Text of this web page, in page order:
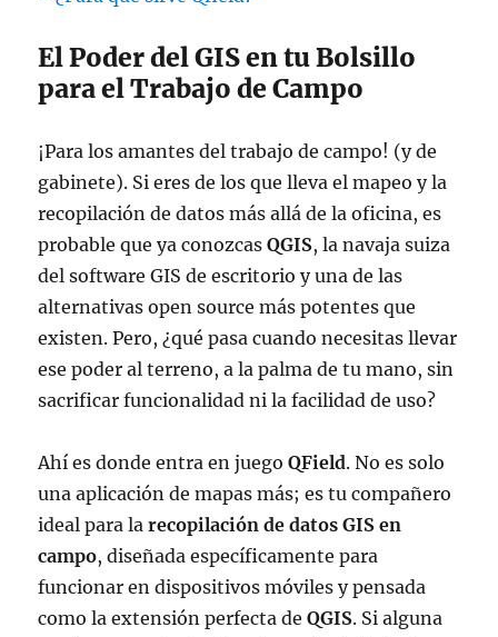
El Poder del GIS en tu Bolsillo
para el Trabajo de Campo
¡Para los amantes del trabajo de campo! (y de
gabinete). Si eres de los que lleva el mapeo y la
recopilación de datos más allá de la oficina, es
probable que ya conozcasQGIS, la navaja suiza
del software GIS de escritorio y una de las
alternativas open source más potentes que
existen. Pero, ¿qué pasa cuando necesitas llevar
ese poder al terreno, a la palma de tu mano, sin
sacrificar funcionalidad ni la facilidad de uso?
Ahí es donde entra en juegoQField. No es solo
una aplicación de mapas más; es tu compañero
ideal para larecopilación de datos GIS en
campo, diseñada específicamente para
funcionar en dispositivos móviles y pensada
como la extensión perfecta deQGIS. Si alguna